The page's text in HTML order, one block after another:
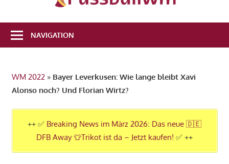
Infos
in
Katar
NAVIGATION
WM 2022» Bayer Leverkusen: Wie lange bleibt Xavi
Alonso noch? Und Florian Wirtz?
++ ✅ Breaking News im März 2026: Das neue 🇩🇪
DFB Away 👕Trikot ist da – Jetzt kaufen! ✅ ++